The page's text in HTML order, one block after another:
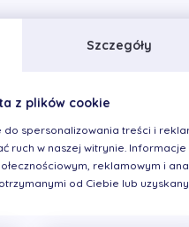
Szczegóły
z plików cookie
spersonalizowania treści i
ruch w naszej witrynie.
reklamowym i
od Ciebie lub